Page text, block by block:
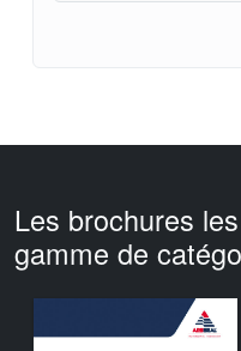
Les brochures
gamme de